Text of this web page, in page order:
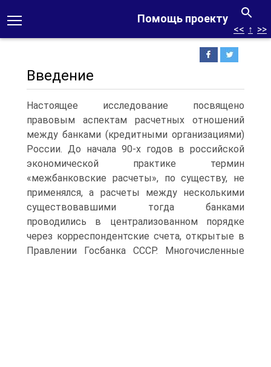
Помощь проекту
<< ↑ >>
Введение
Настоящее исследование посвящено
правовым аспектам расчетных отношений
между банками (кредитными организациями)
России. До начала 90-х годов в российской
экономической практике термин
«межбанковские расчеты», по существу, не
применялся, а расчеты между несколькими
существовавшими тогда банками
проводились в централизованном порядке
через корреспондентские счета, открытые в
Правлении Госбанка СССР. Многочисленные